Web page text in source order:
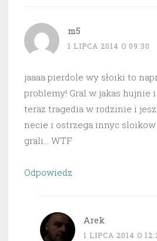
m5
1 LIPCA 2014 O 09:30
jaaaa pierdole wy słoiki to
problemy! Gral w jakas hujnie
teraz tragedia w rodzinie i
necie i ostrzega innyc
grali… WTF
Odpowiedz
Arek
1 LIPCA 2014 O